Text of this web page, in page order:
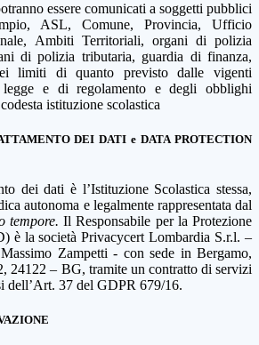
essere comunicati a soggetti pubblici
ASL, Comune, Provincia, Ufficio
Ambiti Territoriali, organi di polizia
di polizia tributaria, guardia di finanza,
limiti di quanto previsto dalle vigenti
e di regolamento e degli obblighi
istituzione scolastica
DEI DATI e DATA PROTECTION
dei dati è l’Istituzione Scolastica stessa,
autonoma e legalmente rappresentata dal
tempore. Il Responsabile per la Protezione
è la società Privacycert Lombardia S.r.l. –
Zampetti - con sede in Bergamo,
24122 – BG, tramite un contratto di servizi
dell’Art. 37 del GDPR 679/16.